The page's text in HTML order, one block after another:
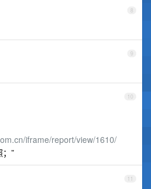
8
9
10
iframe/report/view/1610/
”
11